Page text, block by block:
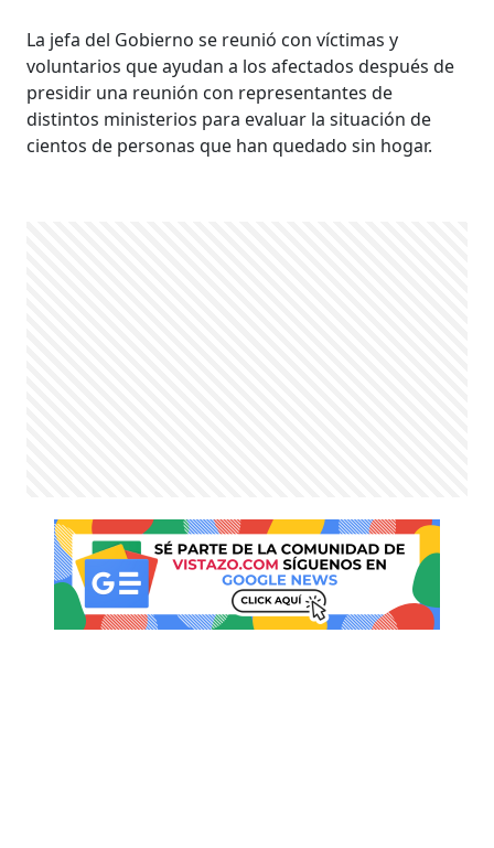
La jefa del Gobierno se reunió con víctimas y
voluntarios que ayudan a los afectados después de
presidir una reunión con representantes de
distintos ministerios para evaluar la situación de
cientos de personas que han quedado sin hogar.